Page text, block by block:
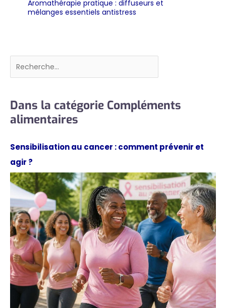
Aromathérapie pratique : diffuseurs et
mélanges essentiels antistress
Rechercher
Dans la catégorie Compléments
alimentaires
Sensibilisation au cancer : comment prévenir et
agir ?